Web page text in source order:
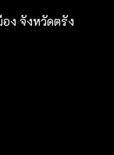
ง จังหวัดตรัง